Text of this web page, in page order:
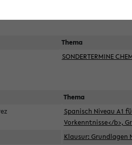
Thema
SONDERTERMINE
Thema
Spanisch Niveau A1
Vorkenntnisse</b>,
Klausur: Grundlagen